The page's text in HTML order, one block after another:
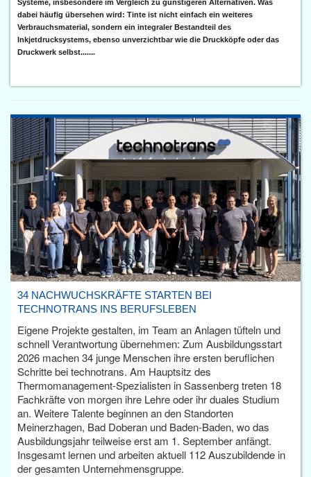
Systeme, insbesondere im Vergleich zu günstigeren Alternativen. Was
dabei häufig übersehen wird: Tinte ist nicht einfach ein weiteres
Verbrauchsmaterial, sondern ein integraler Bestandteil des
Inkjetdrucksystems, ebenso unverzichtbar wie die Druckköpfe oder das
Druckwerk selbst.......
34 NACHWUCHSKRÄFTE STARTEN BEI
TECHNOTRANS INS BERUFSLEBEN
Eigene Projekte gestalten, im Team an Anlagen tüfteln und
schnell Verantwortung übernehmen: Zum Ausbildungsstart
2026 machen 34 junge Menschen ihre ersten beruflichen
Schritte bei technotrans. Am Hauptsitz des
Thermomanagement-Spezialisten in Sassenberg treten 18
Fachkräfte von morgen ihre Lehre oder ihr duales Studium
an. Weitere Talente beginnen an den Standorten
Meinerzhagen, Bad Doberan und Baden-Baden, wo das
Ausbildungsjahr teilweise erst am 1. September anfängt.
Insgesamt lernen und arbeiten aktuell 112 Auszubildende in
der gesamten Unternehmensgruppe.